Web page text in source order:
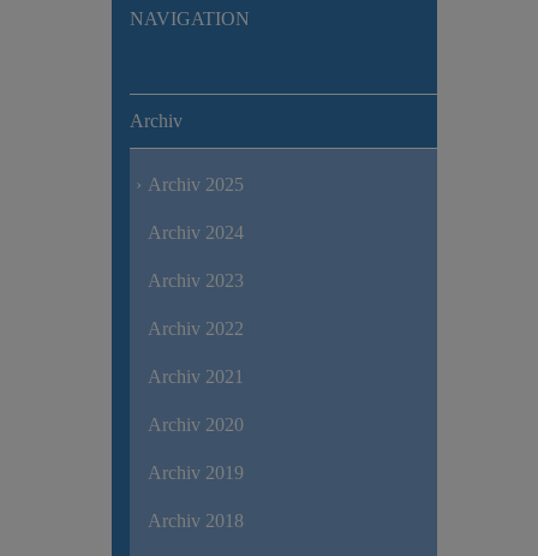
NAVIGATION
Archiv
Archiv 2025
Archiv 2024
Archiv 2023
Archiv 2022
Archiv 2021
Archiv 2020
Archiv 2019
Archiv 2018